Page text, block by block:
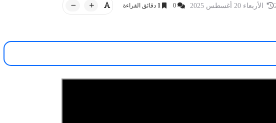
تميم البرغوثي على قاعة التشريفات في
العراق.. توجيه عاجل من رئيس
الأربعاء 20 أغسطس 2025 0
1 دقائق القراءة